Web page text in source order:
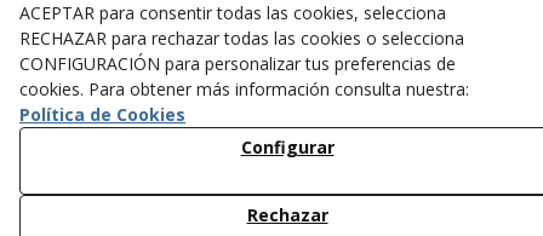
ACEPTAR para consentir todas las cookies, selecciona
RECHAZAR para rechazar todas las cookies o selecciona
CONFIGURACIÓN para personalizar tus preferencias de
cookies. Para obtener más información consulta nuestra:
Política de Cookies
Configurar
Rechazar